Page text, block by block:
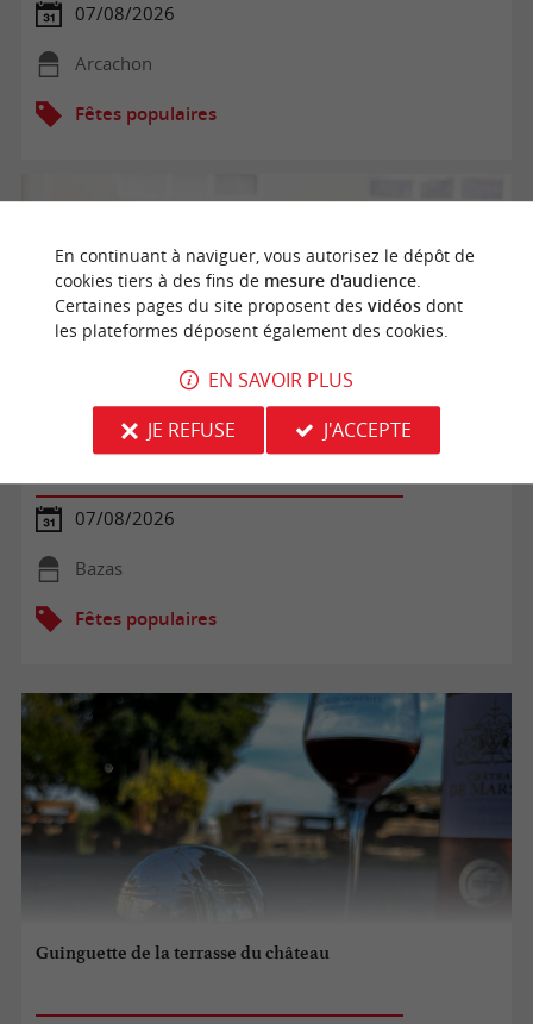
07/08/2026
Arcachon
Fêtes populaires
Yoga des enfants
07/08/2026
Bazas
Fêtes populaires
Guinguette de la terrasse du château
En continuant à naviguer, vous autorisez le dépôt de
cookies tiers à des fins de mesure d'audience.
Certaines pages du site proposent des vidéosdont
les plateformes déposent également des cookies.
EN SAVOIR PLUS
JE REFUSE
J'ACCEPTE